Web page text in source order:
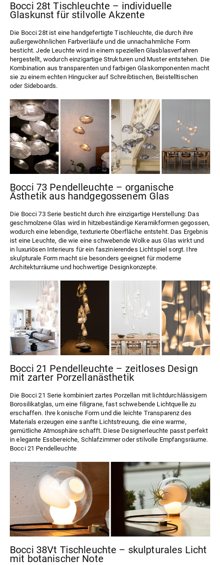
Bocci 28t Tischleuchte – individuelle
Glaskunst für stilvolle Akzente
Die Bocci 28tist eine handgefertigte Tischleuchte, die durch ihre
außergewöhnlichen Farbverläufe und die unnachahmliche Form
besticht. Jede Leuchte wird in einem speziellen Glasblasverfahren
hergestellt, wodurch einzigartige Strukturen und Muster entstehen. Die
Kombination aus transparenten und farbigen Glaskomponenten macht
sie zu einem echten Hingucker auf Schreibtischen, Beistelltischen
oder Sideboards.
Bocci 73 Pendelleuchte – organische
Ästhetik aus handgegossenem Glas
Die Bocci73 Serie besticht durch ihre einzigartige Herstellung: Das
geschmolzene Glas wird in hitzebeständige Keramikformen gegossen,
wodurch eine lebendige, texturierte Oberfläche entsteht. Das Ergebnis
ist eine Leuchte, die wie eine schwebende Wolke aus Glas wirkt und
in luxuriösen Interieurs für ein faszinierendes Lichtspiel sorgt. Ihre
skulpturale Form macht sie besonders geeignet für moderne
Architekturräume und hochwertige Designkonzepte.
Bocci 21 Pendelleuchte – zeitloses Design
mit zarter Porzellanästhetik
Die Bocci21 Serie kombiniert zartes Porzellan mit lichtdurchlässigem
Borosilikatglas, um eine filigrane, fast schwebende Lichtquelle zu
erschaffen. Ihre konische Form und die leichte Transparenz des
Materials erzeugen eine sanfte Lichtstreuung, die eine warme,
gemütliche Atmosphäre schafft. Diese Designerleuchte passt perfekt
in elegante Essbereiche, Schlafzimmer oder stilvolle Empfangsräume.
Bocci 21 Pendelleuchte
Bocci 38Vt Tischleuchte – skulpturales Licht
mit botanischer Note